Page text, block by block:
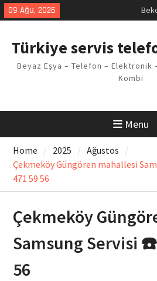
Skip
to
09 Ağu, 2026
E02
Türkiye servis
Beyaz Eşya – Telefon – Elektronik
Kombi
Menu
Home 2025
Ağustos
Çekmeköy Güngören mahallesi
471 59 56
Çekmeköy
Samsung Servisi ☎️
56